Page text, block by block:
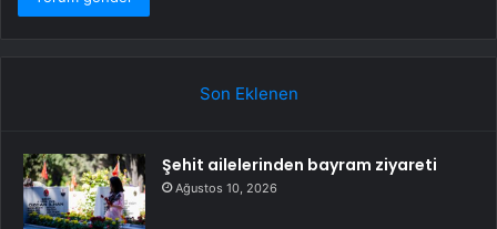
Son Eklenen
Şehit ailelerinden bayram ziyareti
Ağustos 10, 2026